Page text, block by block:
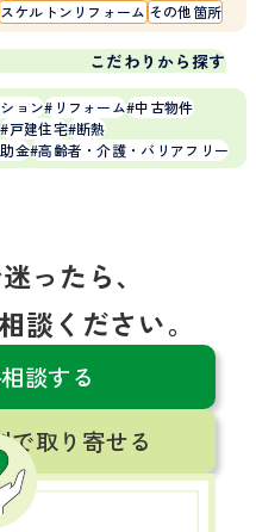
スケルトンリフォーム その他箇所
こだわりから探す
ョン リフォーム 中古物件
戸建住宅 断熱
金 高齢者・介護・バリアフリー
ったら、
談ください。
談する
で取り寄せる